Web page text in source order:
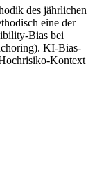
des jährlichen
eine der
Bias bei
KI-Bias-
Kontext